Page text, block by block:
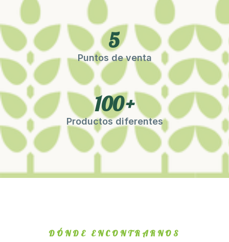
5
Puntos de venta
100+
Productos diferentes
DÓNDE ENCONTRARNOS